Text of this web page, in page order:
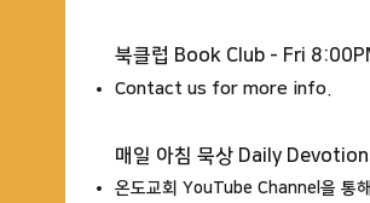
북클럽 Book Club - Fri
Contact us for more info.
매일 아침 묵상 Daily
온도교회 YouTube Channel을 통